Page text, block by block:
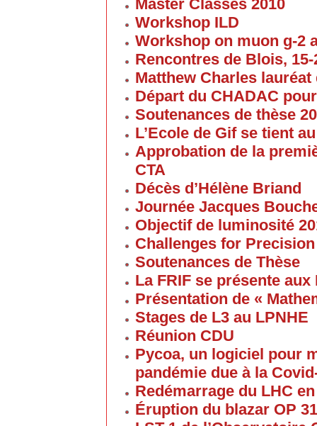
Master Classes 2010
Workshop ILD
Workshop on muon g-2
Rencontres de Blois,
Matthew Charles
Départ du CHADAC
Soutenances de thèse
L’Ecole de Gif se tient
Approbation de la
CTA
Décès d’Hélène Briand
Journée Jacques
Objectif de luminosité
Challenges for
Soutenances de Thèse
La FRIF se présente aux
Présentation de «
Stages de L3 au LPNHE
Réunion CDU
Pycoa, un logiciel pour
pandémie due à la
Redémarrage du LHC en
Éruption du blazar OP